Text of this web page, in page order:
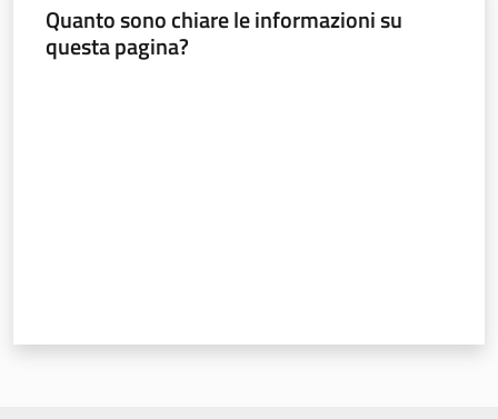
Quanto sono chiare le informazioni su
questa pagina?